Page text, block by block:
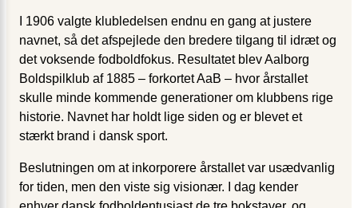
I 1906 valgte klubledelsen endnu en gang at justere
navnet, så det afspejlede den bredere tilgang til idræt og
det voksende fodboldfokus. Resultatet blev Aalborg
Boldspilklub af 1885 – forkortet AaB – hvor årstallet
skulle minde kommende generationer om klubbens rige
historie. Navnet har holdt lige siden og er blevet et
stærkt brand i dansk sport.
Beslutningen om at inkorporere årstallet var usædvanlig
for tiden, men den viste sig visionær. I dag kender